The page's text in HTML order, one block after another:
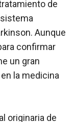
de
Aunque
confirmar
un gran
la medicina
originaria de